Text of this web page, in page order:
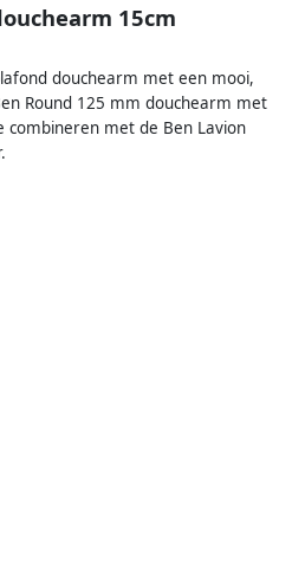
15cm
douchearm met een mooi,
Round 125 mm douchearm met
combineren met de Ben Lavion